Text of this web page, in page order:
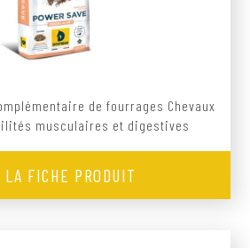
de fourrages Chevaux
musculaires et digestives
LA FICHE PRODUIT